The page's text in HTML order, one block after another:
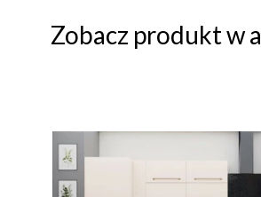
Zobacz produkt w